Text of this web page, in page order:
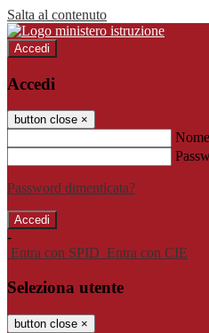
Salta al contenuto
Accedi
Accedi
button close ×
Password dimenticata?
-
Entra con SPID Entra con CIE
Seleziona utente
button close ×